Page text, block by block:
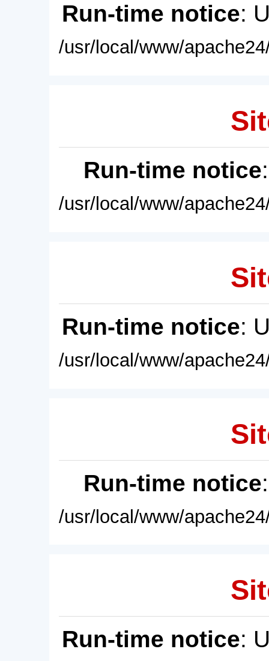
Run-time notice:
/usr/local/www/
Run-time notice
/usr/local/www/
Run-time notice:
/usr/local/www/
Run-time notice
/usr/local/www/
Run-time notice: